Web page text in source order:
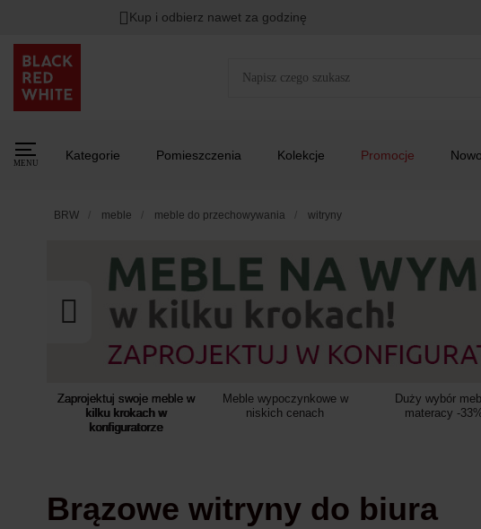
Rabat naHITY DNIA przy zapisie na Newsletter.
Kup i odbierz nawet za godzinę
MENU
Kategorie Pomieszczenia Kolekcje Promocje
BRW meble meble do przechowywania witryny
Zaprojektuj swoje meble w
kilku krokach w
konfiguratorze
Meble wypoczynkowe w
niskich cenach
Duży wybór
materacy -
Brązowe witryny do biura